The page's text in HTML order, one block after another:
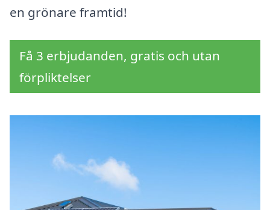
en grönare framtid!
Få 3 erbjudanden, gratis och utan
förpliktelser